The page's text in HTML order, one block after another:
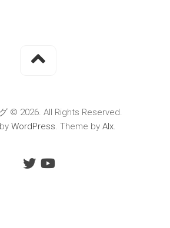
© 2026. All Rights Reserved.
WordPress. Theme by Alx.